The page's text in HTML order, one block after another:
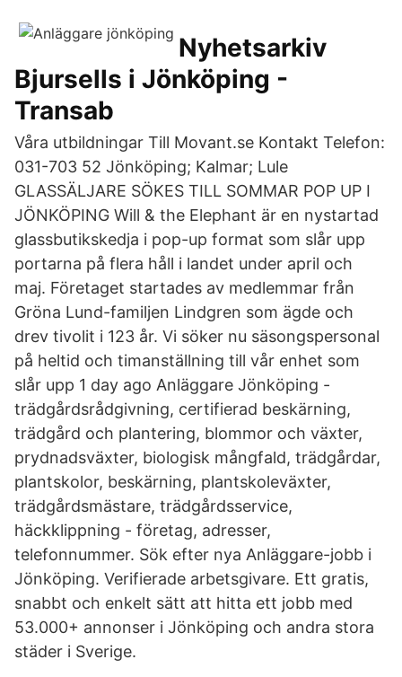
Nyhetsarkiv
Bjursells i Jönköping -
Transab
Våra utbildningar Till Movant.se Kontakt Telefon:
031-703 52 Jönköping; Kalmar; Lule
GLASSÄLJARE SÖKES TILL SOMMAR POP UP I
JÖNKÖPING Will & the Elephant är en nystartad
glassbutikskedja i pop-up format som slår upp
portarna på flera håll i landet under april och
maj. Företaget startades av medlemmar från
Gröna Lund-familjen Lindgren som ägde och
drev tivolit i 123 år. Vi söker nu säsongspersonal
på heltid och timanställning till vår enhet som
slår upp 1 day ago Anläggare Jönköping -
trädgårdsrådgivning, certifierad beskärning,
trädgård och plantering, blommor och växter,
prydnadsväxter, biologisk mångfald, trädgårdar,
plantskolor, beskärning, plantskoleväxter,
trädgårdsmästare, trädgårdsservice,
häckklippning - företag, adresser,
telefonnummer. Sök efter nya Anläggare-jobb i
Jönköping. Verifierade arbetsgivare. Ett gratis,
snabbt och enkelt sätt att hitta ett jobb med
53.000+ annonser i Jönköping och andra stora
städer i Sverige.